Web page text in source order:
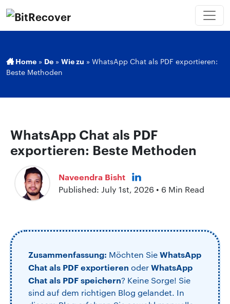
Home » De » Wie zu » WhatsApp Chat als PDF exportieren:
Beste Methoden
WhatsApp Chat als PDF
exportieren: Beste Methoden
Naveendra Bisht
Published: July 1st, 2026 • 6 Min Read
Zusammenfassung: Möchten SieWhatsApp
Chat als PDF exportieren oderWhatsApp
Chat als PDF speichern? Keine Sorge! Sie
sind auf dem richtigen Blog gelandet. In